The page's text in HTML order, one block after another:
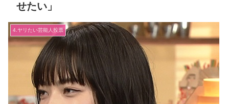
せたい」
4.ヤリたい芸能人投票